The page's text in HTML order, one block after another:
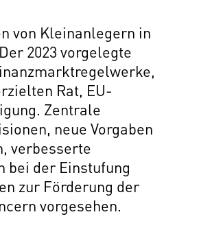
von Kleinanlegern in
2023 vorgelegte
Rat, EU-
Zentrale
neue Vorgaben
verbesserte
bei der Einstufung
zur Förderung der
vorgesehen.